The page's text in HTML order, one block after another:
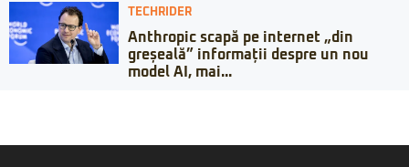
TECHRIDER
Anthropic scapă pe internet „din
greșeală” informații despre un nou
model AI, mai...